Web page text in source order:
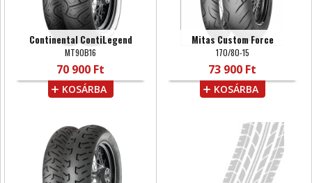
Continental ContiLegend
MT90B16
70 900 Ft
KOSÁRBA
Mitas Custom Force
170/80-15
73 900 Ft
KOSÁRBA